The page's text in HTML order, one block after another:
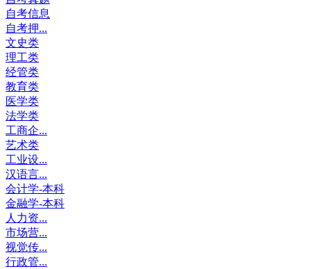
自考信息
自考押...
文史类
理工类
经管类
教育类
医学类
法学类
工商企...
艺术类
工业设...
汉语言...
会计学-本科
金融学-本科
人力资...
市场营...
视觉传...
行政管...